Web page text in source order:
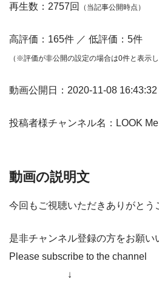
再生数：2757回 （当記事公開時点）
高評価：165件 ／ 低評価：5件
（※評価が非公開の設定の場合は0件と表示し
動画公開日：2020-11-08 16:43:32
投稿者様チャンネル名：LOOK Me
動画の説明文
今回もご視聴いただきありがとう
是非チャンネル登録の方をお願い
Please subscribe to the channel
↓